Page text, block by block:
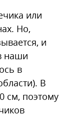
или
Но,
и
наши
в
В
см, поэтому